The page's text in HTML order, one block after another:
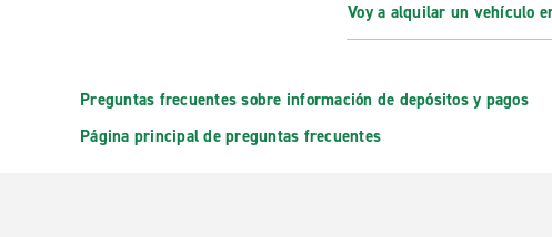
Voy a alquilar un vehículo
Preguntas frecuentes sobre información de depósitos y pagos
Página principal de preguntas frecuentes